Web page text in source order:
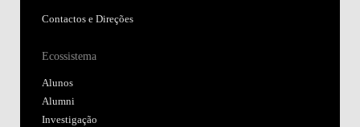
Contactos e Direções
Ecossistema
Alunos
Alumni
Investigação